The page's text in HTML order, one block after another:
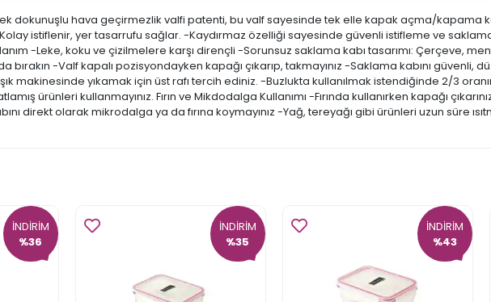
dokunuşlu hava geçirmezlik valfi patenti, bu valf sayesinde tek elle kapak açma/kapama
istiflenir, yer tasarrufu sağlar. -Kaydırmaz özelliği sayesinde güvenli istifleme ve
-Leke, koku ve çizilmelere karşı dirençli -Sorunsuz saklama kabı tasarımı: Çerçeve,
bırakın -Valf kapalı pozisyondayken kapağı çıkarıp, takmayınız -Saklama kabını güvenli,
makinesinde yıkamak için üst rafı tercih ediniz. -Buzlukta kullanılmak istendiğinde 2/3
ürünleri kullanmayınız. Fırın ve Mikdodalga Kullanımı -Fırında kullanırken kapağı
direkt olarak mikrodalga ya da fırına koymayınız -Yağ, tereyağı gibi ürünleri uzun süre
İNDİRİM
%36
İNDİRİM
%35
İNDİRİM
%43